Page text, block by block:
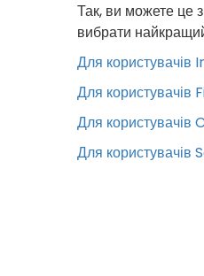
Так, ви можете це
вибрати
Для
Для користувачів
Для користувачів
Для користувачів